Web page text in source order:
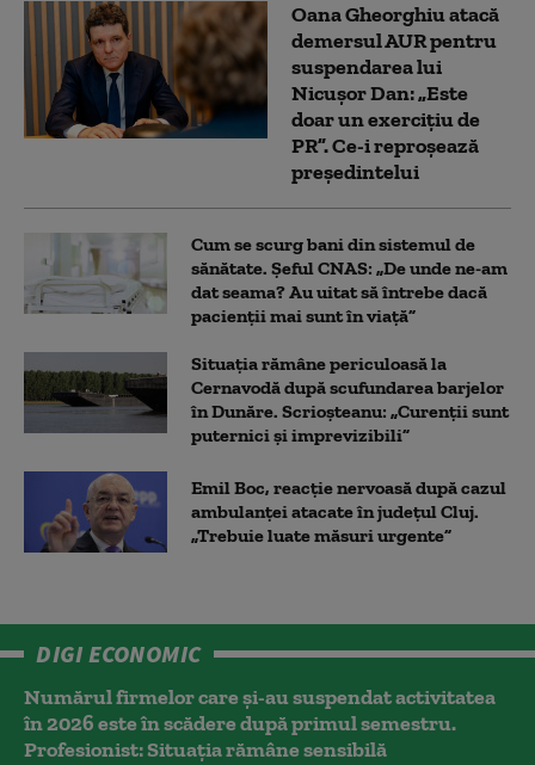
Oana Gheorghiu atacă
demersul AUR pentru
suspendarea lui
Nicușor Dan: „Este
doar un exercițiu de
PR”. Ce-i reproșează
președintelui
Cum se scurg bani din sistemul de
sănătate. Șeful CNAS: „De unde ne-am
dat seama? Au uitat să întrebe dacă
pacienții mai sunt în viață”
Situația rămâne periculoasă la
Cernavodă după scufundarea barjelor
în Dunăre. Scrioșteanu: „Curenții sunt
puternici și imprevizibili”
Emil Boc, reacție nervoasă după cazul
ambulanței atacate în județul Cluj.
„Trebuie luate măsuri urgente”
DIGI ECONOMIC
Numărul firmelor care și-au suspendat activitatea
în 2026 este în scădere după primul semestru.
Profesionist: Situația rămâne sensibilă